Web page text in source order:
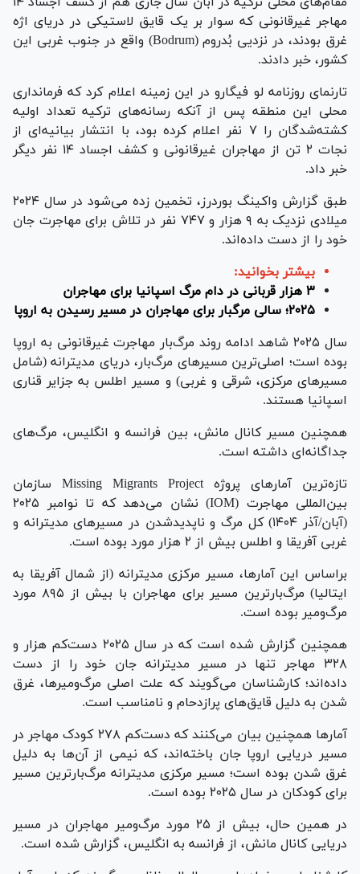
مهاجر غیرقانونی که سوار بر یک قایق لاستیکی در دریای اژه
غرق بودند، در نزدیی بُدروم (Bodrum) واقع در جنوب غربی این
کشور، خبر دادند.
تارنمای روزنامه لو فیگارو در این زمینه اعلام کرد که فرمانداری
محلی این منطقه پس از آنکه رسانه‌های ترکیه تعداد اولیه
کشته‌شدگان را ۷ نفر اعلام کرده بود، با انتشار بیانیه‌ای از
نجات ۲ تن از مهاجران غیرقانونی و کشف اجساد ۱۴ نفر دیگر
خبر داد.
طبق گزارش واکینگ بوردرز، تخمین زده می‌شود در سال ۲۰۲۴
میلادی نزدیک به ۹ هزار و ۷۴۷ نفر در تلاش برای مهاجرت جان
خود را از دست داده‌اند.
بیشتر بخوانید:
۳ هزار قربانی در دام مرگ اسپانیا برای مهاجران
۲۰۲۵؛ سالی مرگبار برای مهاجران در مسیر رسیدن به اروپا
سال ۲۰۲۵ شاهد ادامه روند مرگ‌بار مهاجرت غیرقانونی به اروپا
بوده است؛ اصلی‌ترین مسیر‌های مرگ‌بار، دریای مدیترانه (شامل
مسیر‌های مرکزی، شرقی و غربی) و مسیر اطلس به جزایر قناری
اسپانیا هستند.
همچنین مسیر کانال مانش، بین فرانسه و انگلیس، مرگ‌های
جداگانه‌ای داشته است.
تازه‌ترین آمار‌های پروژه Missing Migrants Project سازمان
بین‌المللی مهاجرت (IOM) نشان می‌دهد که تا نوامبر ۲۰۲۵
(آبان/آذر ۱۴۰۴) کل مرگ و ناپدیدشدن در مسیر‌های مدیترانه و
غربی آفریقا و اطلس بیش از ۲ هزار مورد بوده است.
براساس این آمارها، مسیر مرکزی مدیترانه (از شمال آفریقا به
ایتالیا) مرگ‌بارترین مسیر برای مهاجران با بیش از ۸۹۵ مورد
مرگ‌ومیر بوده است.
همچنین گزارش شده است که در سال ۲۰۲۵ دست‌کم هزار و
۳۲۸ مهاجر تنها در مسیر مدیترانه جان خود را از دست
داده‌اند؛ کارشناسان می‌گویند که علت اصلی مرگ‌ومیرها، غرق
شدن به دلیل قایق‌های پرازدحام و نامناسب است.
آمار‌ها همچنین بیان می‌کنند که دست‌کم ۲۷۸ کودک مهاجر در
مسیر دریایی اروپا جان باخته‌اند، که نیمی از آن‌ها به دلیل
غرق شدن بوده است؛ مسیر مرکزی مدیترانه مرگ‌بارترین مسیر
برای کودکان در سال ۲۰۲۵ بوده است.
در همین حال، بیش از ۲۵ مورد مرگ‌ومیر مهاجران در مسیر
دریایی کانال مانش، از فرانسه به انگلیس، گزارش شده است.